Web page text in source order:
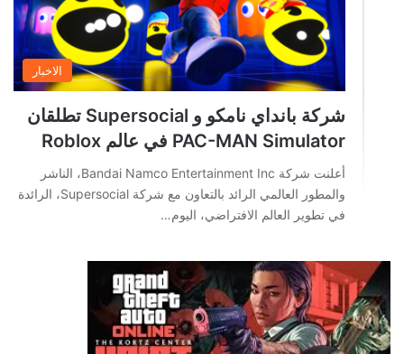
الاخبار
شركة بانداي نامكو و Supersocial تطلقان
PAC-MAN Simulator في عالم Roblox
أعلنت شركة Bandai Namco Entertainment Inc، الناشر
والمطور العالمي الرائد بالتعاون مع شركة Supersocial، الرائدة
في تطوير العالم الافتراضي، اليوم…